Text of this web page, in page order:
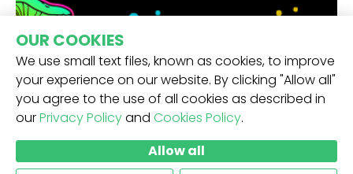
ERHALTE UNSEREN NEWSLETTER -
ABSCHICKEN
OUR COOKIES
We use small text files, known as cookies, to improve
your experience on our website. By clicking "Allow all"
you agree to the use of all cookies as described in
ourPrivacy Policyand Cookies Policy.
Allow all